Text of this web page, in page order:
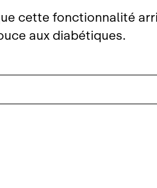
cette fonctionnalité
aux diabétiques.